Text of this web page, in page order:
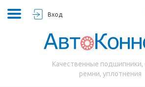
Вход
Качественные подшипники,
ремни, уплотнения